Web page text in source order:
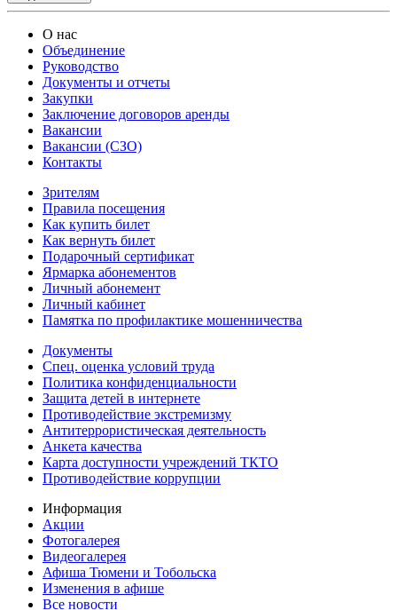
О нас
Объединение
Руководство
Документы и отчеты
Закупки
Заключение договоров аренды
Вакансии
Вакансии (СЗО)
Контакты
Зрителям
Правила посещения
Как купить билет
Как вернуть билет
Подарочный сертификат
Ярмарка абонементов
Личный абонемент
Личный кабинет
Памятка по профилактике мошенничества
Документы
Спец. оценка условий труда
Политика конфиденциальности
Защита детей в интернете
Противодействие экстремизму
Антитеррористическая деятельность
Анкета качества
Карта доступности учреждений ТКТО
Противодействие коррупции
Информация
Акции
Фотогалерея
Видеогалерея
Афиша Тюмени и Тобольска
Изменения в афише
Все новости